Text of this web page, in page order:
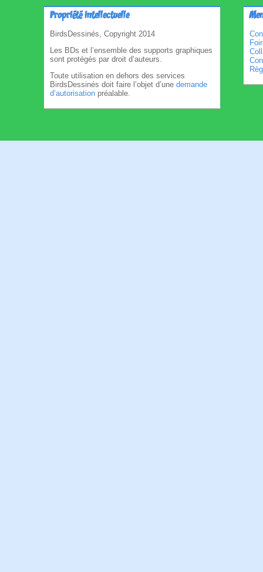
Propriété intellectuelle
BirdsDessinés, Copyright 2014
Les BDs et l’ensemble des supports graphiques
sont protégés par droit d’auteurs.
Toute utilisation en dehors des services
BirdsDessinés doit faire l’objet d’une demande
d’autorisation préalable.